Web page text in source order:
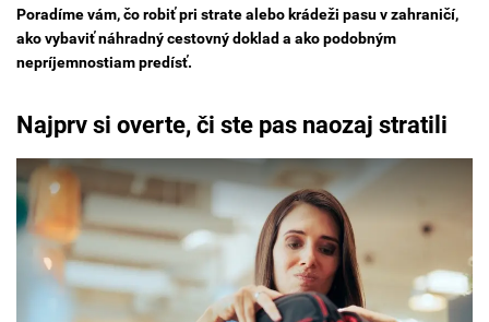
Poradíme vám, čo robiť pri strate alebo krádeži pasu v zahraničí,
ako vybaviť náhradný cestovný doklad a ako podobným
nepríjemnostiam predísť.
Najprv si overte, či ste pas naozaj stratili